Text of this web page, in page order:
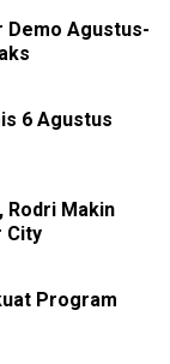
Demo Agustus-
6 Agustus
Rodri Makin
City
Program